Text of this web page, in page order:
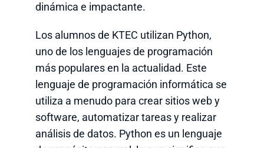
dinámica e impactante.
Los alumnos de KTEC utilizan Python,
uno de los lenguajes de programación
más populares en la actualidad. Este
lenguaje de programación informática se
utiliza a menudo para crear sitios web y
software, automatizar tareas y realizar
análisis de datos. Python es un lenguaje